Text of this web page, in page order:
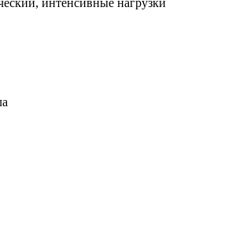
интенсивные нагрузки